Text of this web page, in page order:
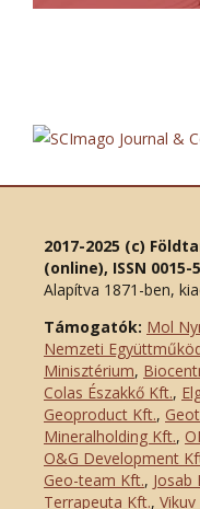
2017-2025 (c)
(online), ISSN
Alapítva 1871-ben,
Támogatók: Mol
Nemzeti
Minisztérium,
Colas Északkő Kft.,
Geoproduct Kft.,
Mineralholding Kft.,
O&G Development
Geo-team Kft., Josab
Terrapeuta Kft., Vikuv